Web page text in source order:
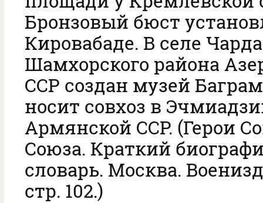
Бронзовый бюст
Кировабаде. В селе
Шамхорского района
ССР создан музей
носит совхоз в
Армянской ССР. (Герои
Союза. Краткий
словарь. Москва.
стр. 102.)